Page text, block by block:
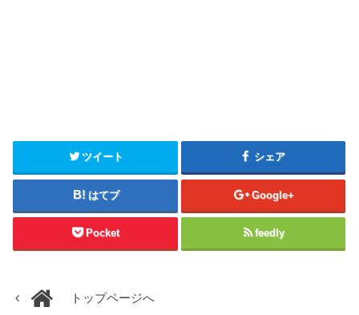
ツイート シェア
はてブ Google+
Pocket feedly
トップページへ